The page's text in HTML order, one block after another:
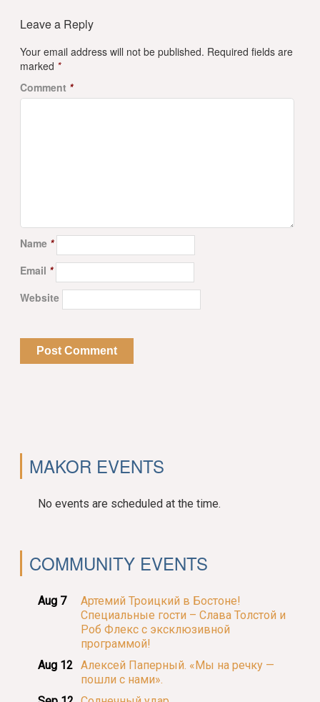
Leave a Reply
Your email address will not be published. Required fields are
marked *
Comment *
Name *
Email *
Website
MAKOR EVENTS
No events are scheduled at the time.
COMMUNITY EVENTS
Aug 7
Артемий Троицкий в Бостоне!
Специальные гости – Слава Толстой и
Роб Флекс с эксклюзивной
программой!
Aug 12 Алексей Паперный. «Мы на речку —
пошли с нами».